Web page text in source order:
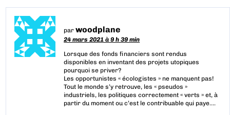
parwoodplane
24 mars 2021 à 9 h 39 min
Lorsque des fonds financiers sont rendus
disponibles en inventant des projets utopiques
pourquoi se priver?
Les opportunistes « écologistes » ne manquent pas!
Tout le monde s’y retrouve, les « pseudos »
industriels, les politiques correctement « verts » et, à
partir du moment ou c’est le contribuable qui paye….